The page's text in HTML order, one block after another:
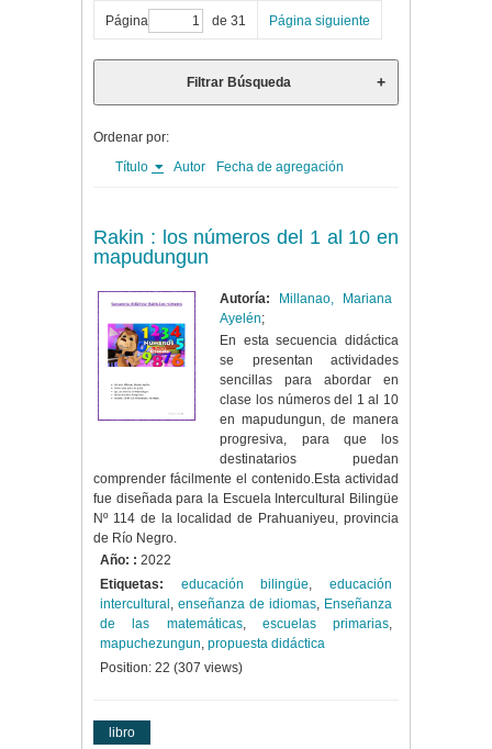
Página de 31 Página siguiente
Filtrar Búsqueda
Ordenar por:
Título
Autor Fecha de agregación
Rakin : los números del 1 al 10 en
mapudungun
Autoría:
Millanao, Mariana
Ayelén;
En esta secuencia didáctica
se presentan actividades
sencillas para abordar en
clase los números del 1 al 10
en mapudungun, de manera
progresiva, para que los
destinatarios puedan
comprender fácilmente el contenido.Esta actividad
fue diseñada para la Escuela Intercultural Bilingüe
Nº 114 de la localidad de Prahuaniyeu, provincia
de Río Negro.
Año: : 2022
Etiquetas:
educación bilingüe,educación
intercultural , enseñanza de idiomas, Enseñanza
de las matemáticas, escuelas primarias,
mapuchezungun, propuesta didáctica
Position: 22 (307 views)
libro